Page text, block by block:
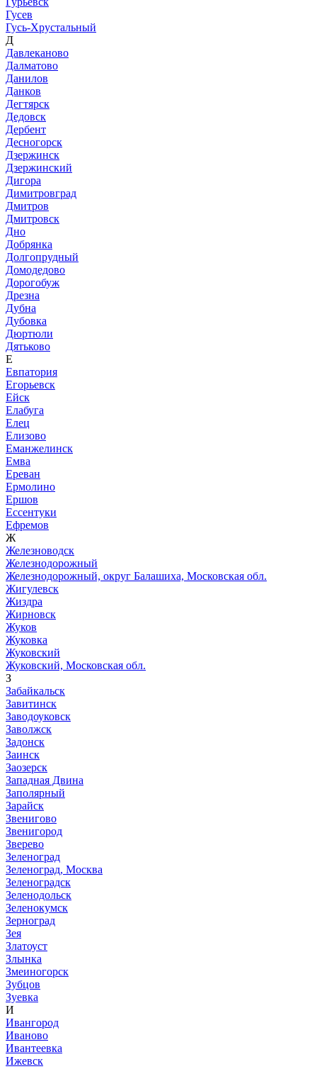
Гусев
Гусь-Хрустальный
Д
Давлеканово
Далматово
Данилов
Данков
Дегтярск
Дедовск
Дербент
Десногорск
Дзержинск
Дзержинский
Дигора
Димитровград
Дмитров
Дмитровск
Дно
Добрянка
Долгопрудный
Домодедово
Дорогобуж
Дрезна
Дубна
Дубовка
Дюртюли
Дятьково
Е
Евпатория
Егорьевск
Ейск
Елабуга
Елец
Елизово
Еманжелинск
Емва
Ереван
Ермолино
Ершов
Ессентуки
Ефремов
Ж
Железноводск
Железнодорожный
Железнодорожный, округ Балашиха, Московская обл.
Жигулевск
Жиздра
Жирновск
Жуков
Жуковка
Жуковский
Жуковский, Московская обл.
З
Забайкальск
Завитинск
Заводоуковск
Заволжск
Задонск
Заинск
Заозерск
Западная Двина
Заполярный
Зарайск
Звенигово
Звенигород
Зверево
Зеленоград
Зеленоград, Москва
Зеленоградск
Зеленодольск
Зеленокумск
Зерноград
Зея
Златоуст
Злынка
Змеиногорск
Зубцов
Зуевка
И
Ивангород
Иваново
Ивантеевка
Ижевск